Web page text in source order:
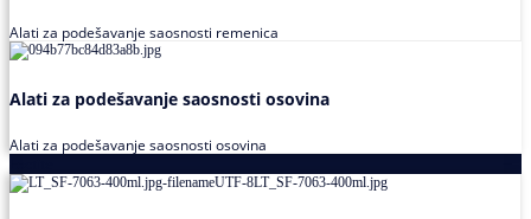
Alati za podešavanje saosnosti remenica
Alati za podešavanje saosnosti osovina
Alati za podešavanje saosnosti osovina